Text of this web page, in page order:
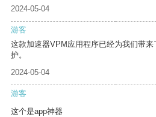
2024-05-04
游客
这款加速器VPM应用程序已经为我们带
护。
2024-05-04
游客
这个是app神器